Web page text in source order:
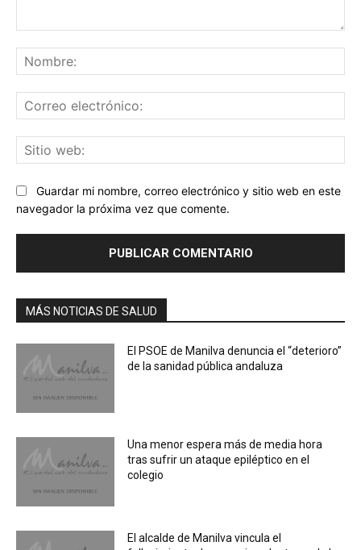
Guardar mi nombre, correo electrónico y sitio web en este
navegador la próxima vez que comente.
MÁS NOTICIAS DE SALUD
El PSOE de Manilva denuncia el “deterioro”
de la sanidad pública andaluza
Una menor espera más de media hora
tras sufrir un ataque epiléptico en el
colegio
El alcalde de Manilva vincula el